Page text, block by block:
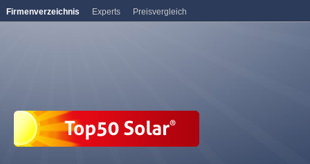
Firmenverzeichnis Experts Preisvergleich